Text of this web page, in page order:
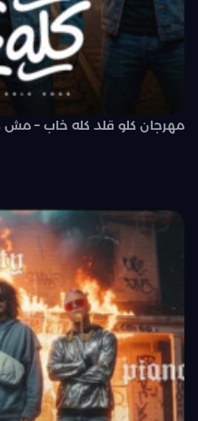
مهرجان كلو قلد كله خاب –